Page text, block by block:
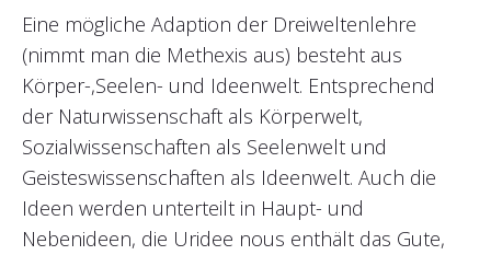
Eine mögliche Adaption der Dreiweltenlehre
(nimmt man die Methexis aus) besteht aus
Körper-,Seelen- und Ideenwelt. Entsprechend
der Naturwissenschaft als Körperwelt,
Sozialwissenschaften als Seelenwelt und
Geisteswissenschaften als Ideenwelt. Auch die
Ideen werden unterteilt in Haupt- und
Nebenideen, die Uridee nous enthält das Gute,